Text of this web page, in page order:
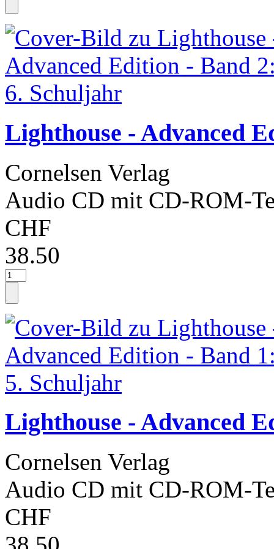
Lighthouse - Advanced
Cornelsen Verlag
Audio CD mit CD-ROM-
CHF
38.50
Lighthouse - Advanced
Cornelsen Verlag
Audio CD mit CD-ROM-
CHF